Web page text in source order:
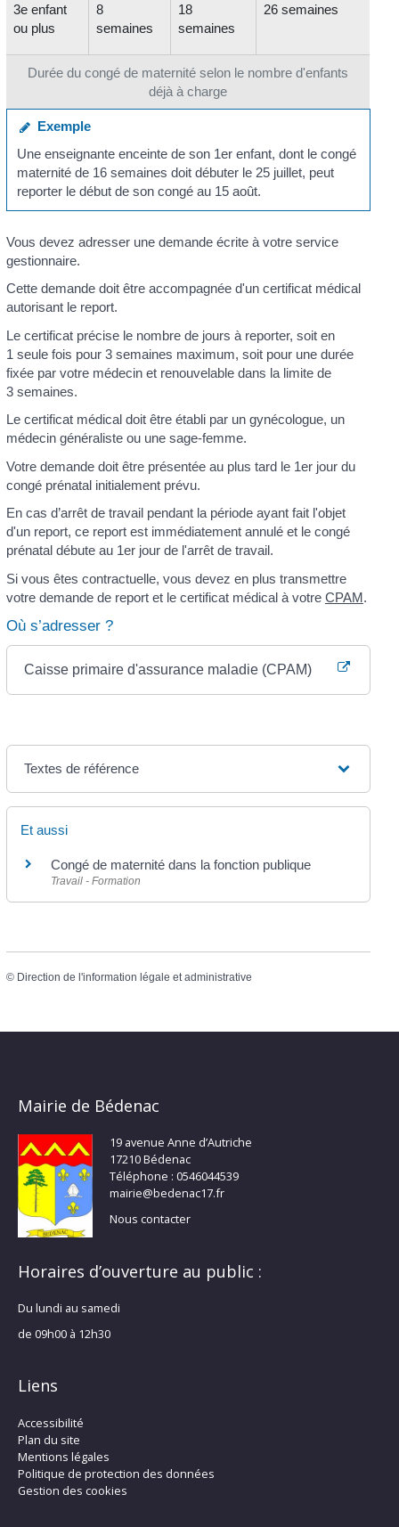
Durée du congé de maternité selon le nombre d'enfants
déjà à charge
3eenfant
ou plus
8
semaines
18
semaines
26 semaines
Exemple
Une enseignante enceinte de son 1er enfant, dont le congé
maternité de 16 semaines doit débuter le 25 juillet, peut
reporter le début de son congé au 15 août.
Vous devez adresser une demande écrite à votre service
gestionnaire.
Cette demande doit être accompagnée d'un certificat médical
autorisant le report.
Le certificat précise le nombre de jours à reporter, soit en
1 seule fois pour 3 semaines maximum, soit pour une durée
fixée par votre médecin et renouvelable dans la limite de
3 semaines.
Le certificat médical doit être établi par un gynécologue, un
médecin généraliste ou une sage-femme.
Votre demande doit être présentée au plus tard le 1erjour du
congé prénatal initialement prévu.
En cas d’arrêt de travail pendant la période ayant fait l'objet
d'un report, ce report est immédiatement annulé et le congé
prénatal débute au 1erjour de l'arrêt de travail.
Si vous êtes contractuelle, vous devez en plus transmettre
votre demande de report et le certificat médical à votre CPAM.
Où s’adresser ?
Caisse primaire d'assurance maladie (CPAM)
Textes de référence
Et aussi
Congé de maternité dans la fonction publique
Travail - Formation
© Direction de l'information légale et administrative
Mairie de Bédenac
19 avenue Anne d’Autriche
17210 Bédenac
Téléphone : 0546044539
mairie@bedenac17.fr
Nous contacter
Horaires d’ouverture au public :
Du lundi au samedi
de 09h00 à 12h30
Liens
Accessibilité
Plan du site
Mentions légales
Politique de protection des données
Gestion des cookies